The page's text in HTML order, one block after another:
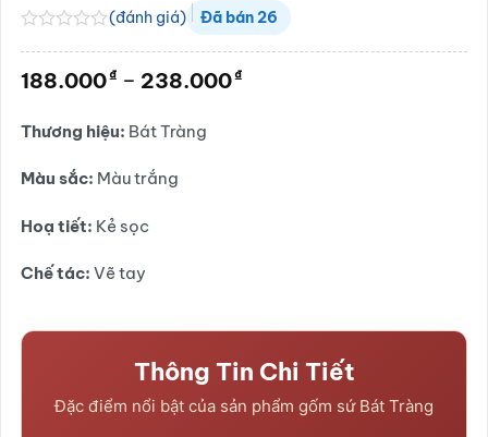
hạng
sao
(đánh giá) Đã bán26
188.000₫ – 238.000₫Khoảng
Thương hiệu: Bát Tràng
Màu sắc: Màu trắng
Hoạ tiết: Kẻ sọc
Chế tác: Vẽ tay
Thông Tin Chi Tiết
Đặc điểm nổi bật của sản phẩm gốm sứ Bát Tràng